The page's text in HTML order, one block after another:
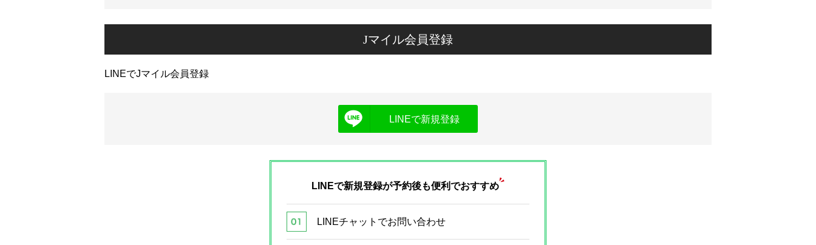
Jマイル会員登録
LINEでJマイル会員登録
LINEで新規登録
LINEで新規登録が予約後も便利でおすすめ
LINEチャットでお問い合わせ